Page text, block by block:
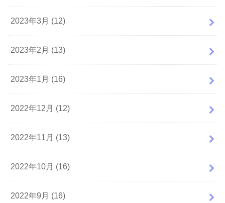
2023年3月 (12)
2023年2月 (13)
2023年1月 (16)
2022年12月 (12)
2022年11月 (13)
2022年10月 (16)
2022年9月 (16)